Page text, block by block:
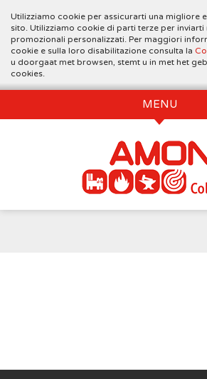
Utilizziamo cookie per assicurarti una migliore
sito. Utilizziamo cookie di parti terze per inviarti
promozionali personalizzati. Per maggiori
cookie e sulla loro disabilitazione consulta la
u doorgaat met browsen, stemt u in met het
cookies.
MENU